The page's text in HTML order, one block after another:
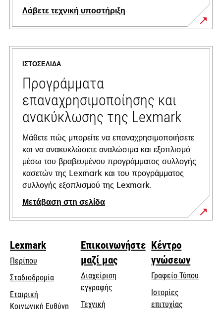
Λάβετε τεχνική υποστήριξη
opens
in
new
tab
ΙΣΤΟΣΕΛΊΔΑ
Προγράμματα
επαναχρησιμοποίησης και
ανακύκλωσης της Lexmark
Μάθετε πώς μπορείτε να επαναχρησιμοποιήσετε
και να ανακυκλώσετε αναλώσιμα και εξοπλισμό
μέσω του βραβευμένου προγράμματος συλλογής
κασετών της Lexmark και του προγράμματος
συλλογής εξοπλισμού της Lexmark.
Μετάβαση στη σελίδα
Lexmark
Περίπου
Σταδιοδρομία
Εταιρική
Κοινωνική Ευθύνη opens
Επικοινωνήστε
μαζί μας
Διαχείριση
εγγραφής
Τεχνική
Κέντρο
γνώσεων
Γραφείο Τύπου
Ιστορίες
επιτυχίας